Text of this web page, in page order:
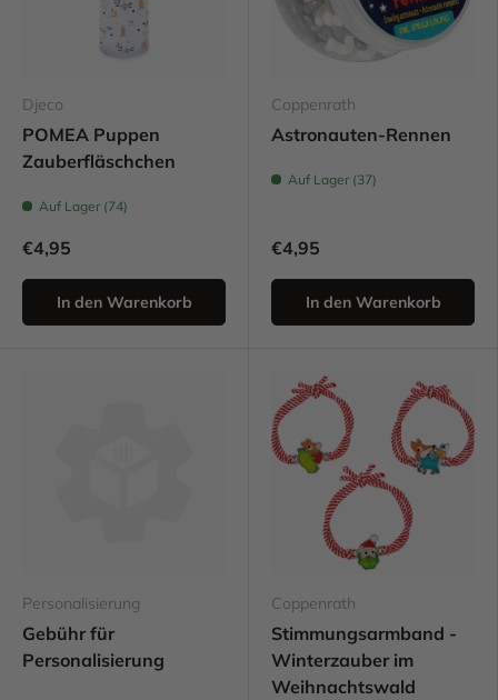
Djeco
POMEA Puppen
Zauberfläschchen
Auf Lager (74)
€4,95
In den Warenkorb
Coppenrath
Astronauten-Rennen
Auf Lager (37)
€4,95
In den Warenkorb
Personalisierung
Gebühr für
Personalisierung
Coppenrath
Stimmungsarmband -
Winterzauber im
Weihnachtswald